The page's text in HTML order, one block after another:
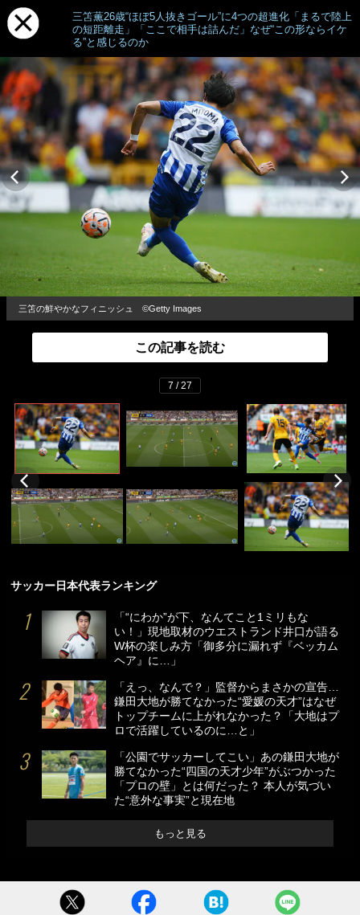
三笘薫26歳“ほぼ5人抜きゴール”に4つの超進化「まるで陸上
の短距離走」「ここで相手は詰んだ」なぜ“この形ならイケ
る”と感じるのか
三笘の鮮やかなフィニッシュ ©Getty Images
この記事を読む
7 / 27
サッカー日本代表ランキング
「“にわか”が下、なんてこと1ミリもな
い！」現地取材のウエストランド井口が語る
W杯の楽しみ方「御多分に漏れず『ベッカム
ヘア』に…」
「えっ、なんで？」監督からまさかの宣告…
鎌田大地が勝てなかった“愛媛の天才”はなぜ
トップチームに上がれなかった？「大地はプ
ロで活躍しているのに…と」
「公園でサッカーしてこい」あの鎌田大地が
勝てなかった“四国の天才少年”がぶつかった
「プロの壁」とは何だった？ 本人が気づい
た“意外な事実”と現在地
もっと見る